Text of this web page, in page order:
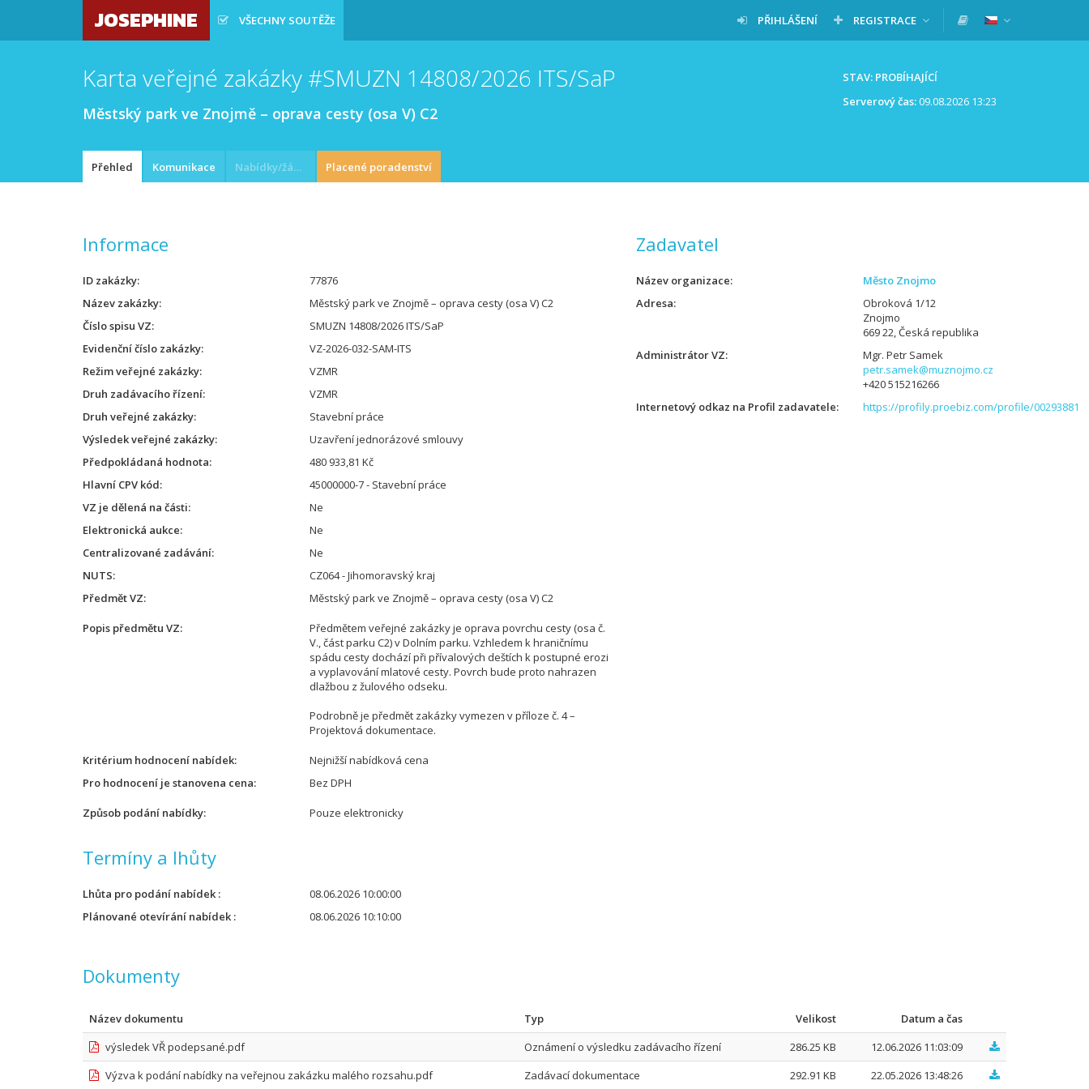
JOSEPHINE VŠECHNY SOUTĚŽE PŘIHLÁŠENÍ REGISTRACE
STAV: PROBÍHAJÍCÍ
Serverový čas:09.08.2026 13:23
Karta veřejné zakázky #SMUZN 14808/2026 ITS/SaP
Městský park ve Znojmě – oprava cesty (osa V) C2
Přehled Komunikace Nabídky/žádosti Placené poradenství
Informace
ID zakázky
77876
Název zakázky
Městský park ve Znojmě – oprava cesty (osa V) C2
Číslo spisu VZ
SMUZN 14808/2026 ITS/SaP
Evidenční číslo zakázky
VZ-2026-032-SAM-ITS
Režim veřejné zakázky
VZMR
Druh zadávacího řízení
VZMR
Druh veřejné zakázky
Stavební práce
Výsledek veřejné zakázky
Uzavření jednorázové smlouvy
Předpokládaná hodnota
480 933,81 Kč
Hlavní CPV kód
45000000-7 - Stavební práce
VZ je dělená na části
Ne
Elektronická aukce
Ne
Centralizované zadávání
Ne
NUTS
CZ064 - Jihomoravský kraj
Předmět VZ
Městský park ve Znojmě – oprava cesty (osa V) C2
Popis předmětu VZ
Předmětem veřejné zakázky je oprava povrchu cesty (osa č.
V., část parku C2) v Dolním parku. Vzhledem k hraničnímu
spádu cesty dochází při přívalových deštích k postupné erozi
a vyplavování mlatové cesty. Povrch bude proto nahrazen
dlažbou z žulového odseku.
Podrobně je předmět zakázky vymezen v příloze č. 4 –
Projektová dokumentace.
Kritérium hodnocení nabídek
Nejnižší nabídková cena
Pro hodnocení je stanovena cena
Bez DPH
Způsob podání nabídky Pouze elektronicky
Termíny a lhůty
Lhůta pro podání nabídek
08.06.2026 10:00:00
Plánované otevírání nabídek
08.06.2026 10:10:00
Zadavatel
Název organizace
Město Znojmo
Adresa
Obroková 1/12
Znojmo
669 22, Česká republika
Administrátor VZ
Mgr. Petr Samek
petr.samek@muznojmo.cz
+420 515216266
Internetový odkaz na Profil zadavatele
https://profily.proebiz.com/profile/00293881
Dokumenty
Název dokumentu Typ Velikost
Datum a čas
výsledek VŘ podepsané.pdf
Oznámení o výsledku zadávacího řízení 286.25 KB
12.06.2026 11:03:09
Výzva k podání nabídky na veřejnou zakázku malého rozsahu.pdf
Zadávací dokumentace 292.91 KB 22.05.2026 13:48:26